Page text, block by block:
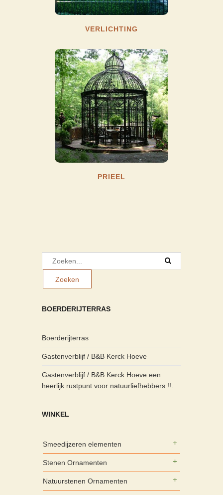
VERLICHTING
PRIEEL
BOERDERIJTERRAS
Boerderijterras
Gastenverblijf / B&B Kerck Hoeve
Gastenverblijf / B&B Kerck Hoeve een
heerlijk rustpunt voor natuurliefhebbers !!.
WINKEL
Smeedijzeren elementen
Stenen Ornamenten
Natuurstenen Ornamenten